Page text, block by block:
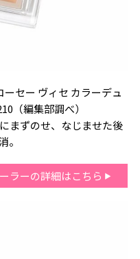
ーセー ヴィセ カラーデュ
（編集部調べ）
まずのせ、なじませた後
。
ラーの詳細はこちら